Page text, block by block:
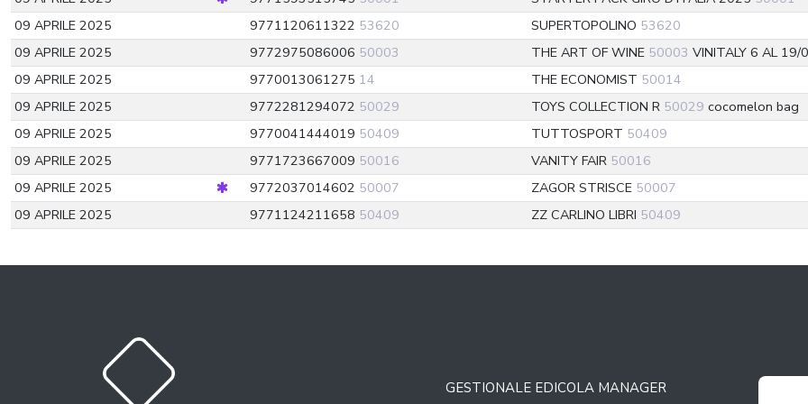
09 APRILE 2025
9771120611322 53620 SUPERTOPOLINO 53620
09 APRILE 2025
9772975086006 50003 THE ART OF WINE 50003 VINITALY 6 AL 19/
09 APRILE 2025
9770013061275 14 THE ECONOMIST 50014
09 APRILE 2025
9772281294072 50029 TOYS COLLECTION R 50029 cocomelon bag
09 APRILE 2025
9770041444019 50409 TUTTOSPORT 50409
09 APRILE 2025
9771723667009 50016 VANITY FAIR 50016
09 APRILE 2025
9772037014602 50007 ZAGOR STRISCE 50007
09 APRILE 2025
9771124211658 50409 ZZ CARLINO LIBRI 50409
GESTIONALE EDICOLA MANAGER